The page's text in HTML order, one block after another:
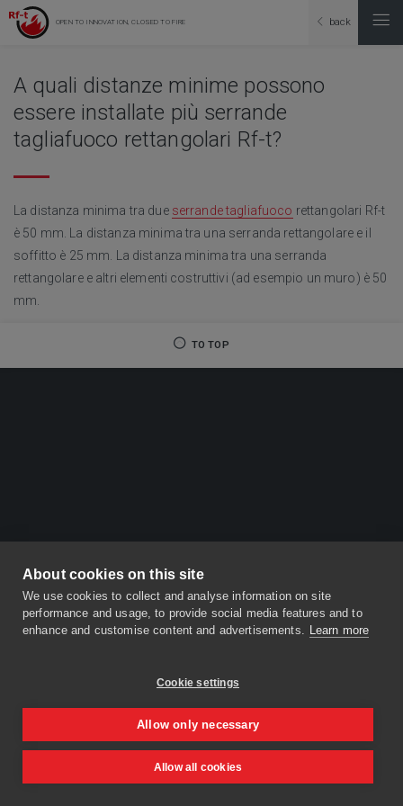
About cookies on this site
We use cookies to collect and analyse information on site
performance and usage, to provide social media features and to
enhance and customise content and advertisements. Learn more
Cookie settings
Allow only necessary
Allow all cookies
OPEN TO INNOVATION, CLOSED TO FIRE back
A quali distanze minime possono
essere installate più serrande
tagliafuoco rettangolari Rf-t?
La distanza minima tra due serrande tagliafuoco rettangolari Rf-t
è 50 mm. La distanza minima tra una serranda rettangolare e il
soffitto è 25 mm. La distanza minima tra una serranda
rettangolare e altri elementi costruttivi (ad esempio un muro) è 50
mm.
TO TOP